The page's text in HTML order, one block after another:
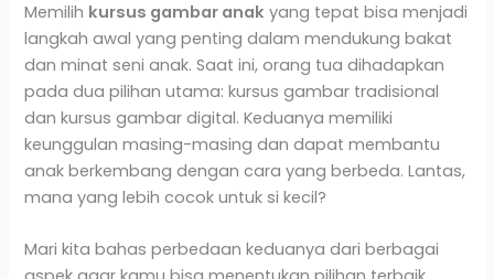
Memilih kursus gambar anak yang tepat bisa menjadi
langkah awal yang penting dalam mendukung bakat
dan minat seni anak. Saat ini, orang tua dihadapkan
pada dua pilihan utama: kursus gambar tradisional
dan kursus gambar digital. Keduanya memiliki
keunggulan masing-masing dan dapat membantu
anak berkembang dengan cara yang berbeda. Lantas,
mana yang lebih cocok untuk si kecil?
Mari kita bahas perbedaan keduanya dari berbagai